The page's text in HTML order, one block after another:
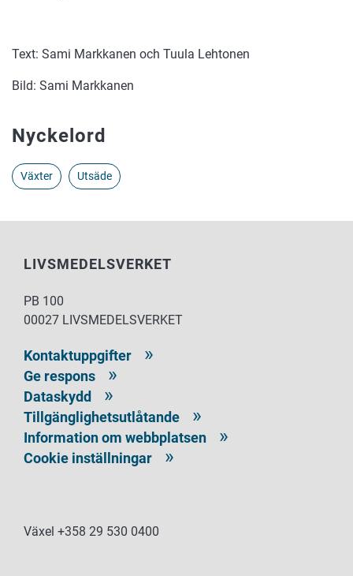
Text: Sami Markkanen och Tuula Lehtonen
Bild: Sami Markkanen
Nyckelord
Växter Utsäde
LIVSMEDELSVERKET
PB 100
00027 LIVSMEDELSVERKET
Kontaktuppgifter
Ge respons
Dataskydd
Tillgänglighetsutlåtande
Information om webbplatsen
Cookie inställningar
Växel +358 29 530 0400